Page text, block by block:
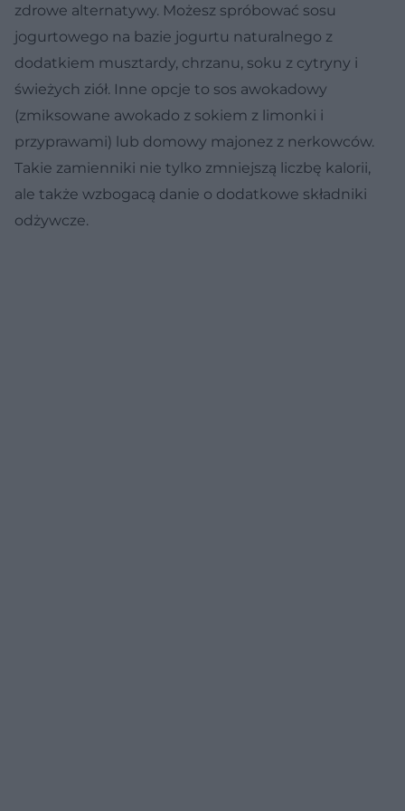
zdrowe alternatywy. Możesz spróbować sosu
jogurtowego na bazie jogurtu naturalnego z
dodatkiem musztardy, chrzanu, soku z cytryny i
świeżych ziół. Inne opcje to sos awokadowy
(zmiksowane awokado z sokiem z limonki i
przyprawami) lub domowy majonez z nerkowców.
Takie zamienniki nie tylko zmniejszą liczbę kalorii,
ale także wzbogacą danie o dodatkowe składniki
odżywcze.